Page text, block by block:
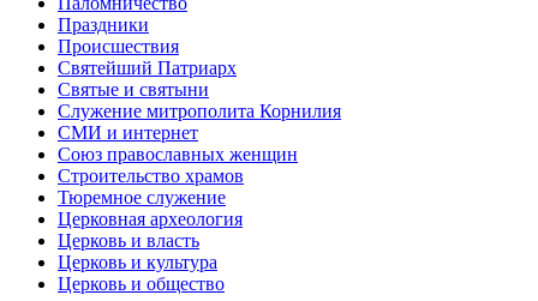
Праздники
Происшествия
Святейший Патриарх
Святые и святыни
Служение митрополита Корнилия
СМИ и интернет
Союз православных женщин
Строительство храмов
Тюремное служение
Церковная археология
Церковь и власть
Церковь и культура
Церковь и общество